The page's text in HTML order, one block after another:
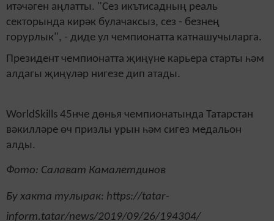
итәчәген аңлатты. "Сез икътисадның реаль
секторында кирәк булачаксыз, сез - безнең
горурлык", - диде ул чемпионатта катнашучыларга.
Президент чемпионатта җиңүне карьера старты һәм
алдагы җиңүләр нигезе дип атады.
WorldSkills 45нче дөнья чемпионатында Татарстан
вәкилләре өч призлы урын һәм сигез медальон
алды.
Фото: Салават Камалетдинов
Бу хакта тулырак: https://tatar-
inform.tatar/news/2019/09/26/194304/